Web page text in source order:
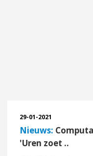
29-01-2021
Nieuws:
'Uren zoet ..